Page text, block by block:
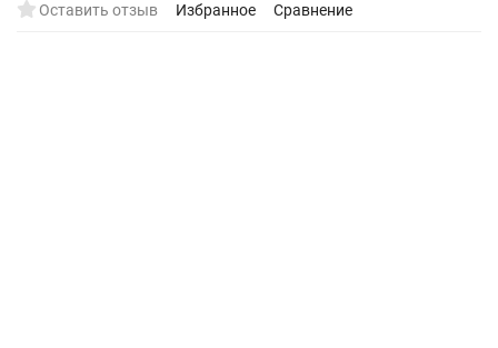
Оставить отзыв Избранное Сравнение